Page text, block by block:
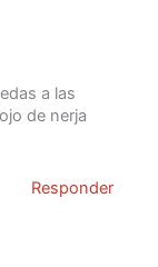
a las
de nerja
Responder